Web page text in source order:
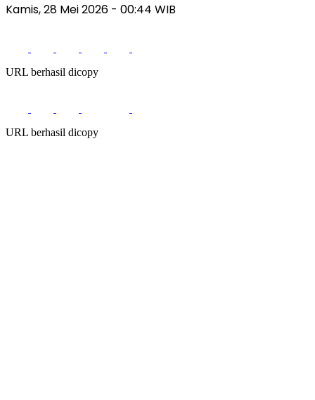
Kamis, 28 Mei 2026 - 00:44 WIB
URL berhasil dicopy
URL berhasil dicopy